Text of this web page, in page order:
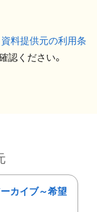
資料提供元の利用条
認ください。
カイブ～希望